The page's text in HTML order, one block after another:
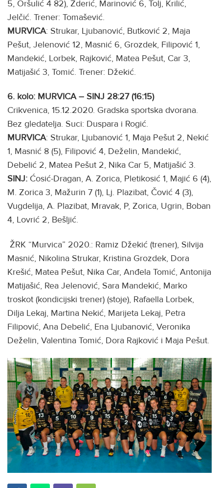
5, Oršulić 4 82), Žderić, Marinović 6, Tolj, Krilić,
Jelčić. Trener: Tomašević.
MURVICA: Strukar, Ljubanović, Butković 2, Maja
Pešut, Jelenović 12, Masnić 6, Grozdek, Filipović 1,
Mandekić, Lorbek, Rajković, Matea Pešut, Car 3,
Matijašić 3, Tomić. Trener: Džekić.
6. kolo: MURVICA – SINJ 28:27 (16:15)
Crikvenica, 15.12.2020. Gradska sportska dvorana.
Bez gledatelja. Suci: Duspara i Rogić.
MURVICA: Strukar, Ljubanović 1, Maja Pešut 2, Nekić
1, Masnić 8 (5), Filipović 4, Deželin, Mandekić,
Debelić 2, Matea Pešut 2, Nika Car 5, Matijašić 3.
SINJ: Ćosić-Dragan, A. Zorica, Pletikosić 1, Majić 6 (4),
M. Zorica 3, Mažurin 7 (1), Lj. Plazibat, Čović 4 (3),
Vugdelija, A. Plazibat, Mravak, P, Zorica, Ugrin, Boban
4, Lovrić 2, Bešljić.
ŽRK “Murvica” 2020.: Ramiz Džekić (trener), Silvija
Masnić, Nikolina Strukar, Kristina Grozdek, Dora
Krešić, Matea Pešut, Nika Car, Anđela Tomić, Antonija
Matijašić, Rea Jelenović, Sara Mandekić, Marko
troskot (kondicijski trener) (stoje), Rafaella Lorbek,
Dilja Lekaj, Martina Nekić, Marijeta Lekaj, Petra
Filipović, Ana Debelić, Ena Ljubanović, Veronika
Deželin, Valentina Tomić, Dora Rajković i Maja Pešut.